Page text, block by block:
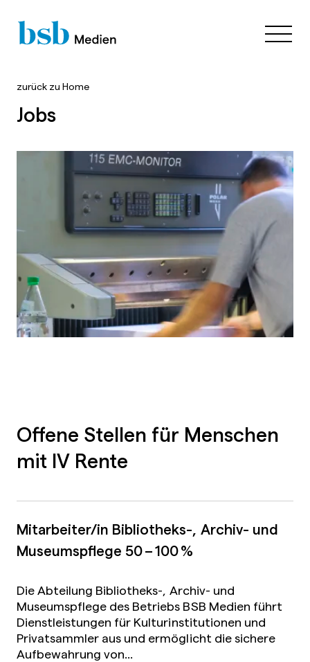
zurück zu Home
Jobs
Offene Stellen für Menschen
mit IV Rente
Mitarbeiter/in Bibliotheks-, Archiv- und
Museumspflege 50 – 100 %
Die Abteilung Bibliotheks-, Archiv- und
Museumspflege des Betriebs BSB Medien führt
Dienstleistungen für Kulturinstitutionen und
Privatsammler aus und ermöglicht die sichere
Aufbewahrung von...